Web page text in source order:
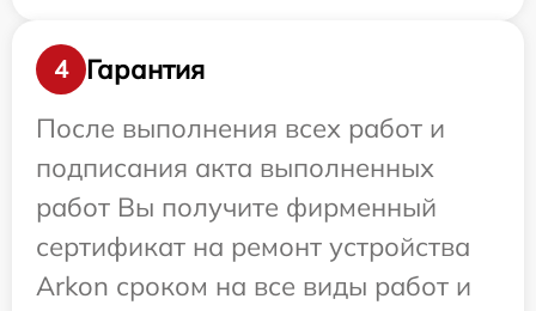
4
Гарантия
После выполнения всех работ и
подписания акта выполненных
работ Вы получите фирменный
сертификат на ремонт устройства
Arkon сроком на все виды работ и